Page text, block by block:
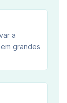
a
grandes